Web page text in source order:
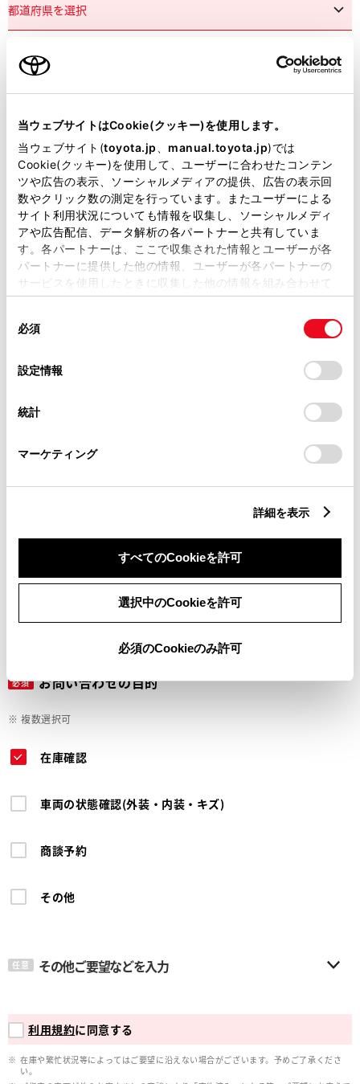
当ウェブサイトはCookie(クッキー)を使用します。
当ウェブサイト(toyota.jp manual.toyota.jp)では
Cookie(クッキー)を使用して、ユーザーに合わせたコンテン
ツや広告の表示、ソーシャルメディアの提供、広告の表示回
数やクリック数の測定を行っています。またユーザーによる
サイト利用状況についても情報を収集し、ソーシャルメディ
アや広告配信、データ解析の各パートナーと共有していま
す。各パートナーは、ここで収集された情報とユーザーが各
パートナーに提供した他の情報、ユーザーが各パートナーの
サービスを使用したときに収集した他の情報を組み合わせて
使用することがあります。当ウェブサイトの使用を続行する
デバイスにすべてのCookie(クッキー)が保存されることに同
意したことになります。Cookie(クッキー)のオプトアウト、
設定の変更、同意を撤回したりするにあたっては、当社の
「Cookie（クッキー）情報の取り扱いについて
」をご覧くだ
必須
設定情報
統計
マーケティング
詳細を表示
すべてのCookieを許可
選択中のCookieを許可
必須のCookieのみ許可
市区町村名
必須 丁目番地
建物名
必須 ご希望の連絡方法
Eメール
メールアドレス
必須 お問い合わせの目的
※ 複数選択可
在庫確認
車両の状態確認(外装・内装・キズ)
商談予約
その他
任意 その他ご要望などを入力
利用規約に同意する
在庫や繁忙状況等によってはご要望に沿えない場合がございます。予めご了承くださ
い。